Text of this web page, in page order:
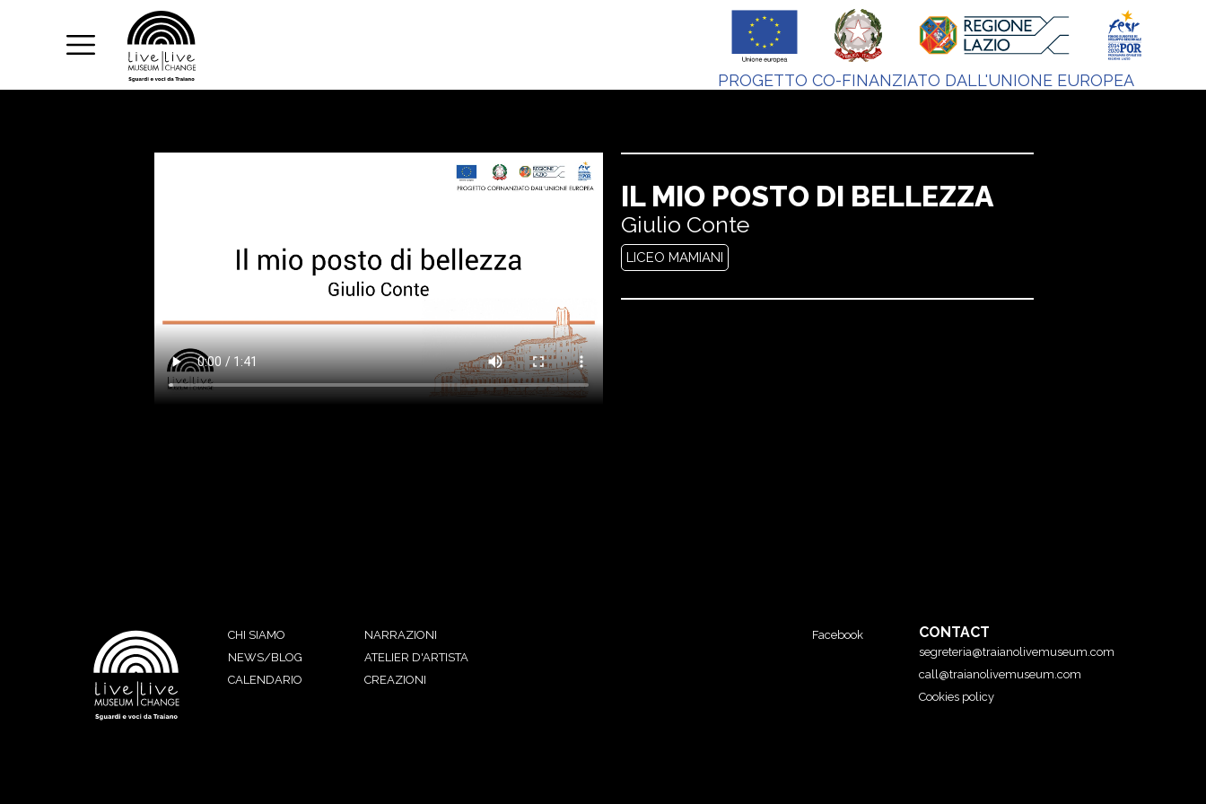
PROGETTO CO-FINANZIATO DALL'UNIONE EUROPEA
IL MIO POSTO DI BELLEZZA
Giulio Conte
LICEO MAMIANI
CHI SIAMO
NEWS/BLOG
CALENDARIO
NARRAZIONI
ATELIER D'ARTISTA
CREAZIONI
Facebook CONTACT
segreteria@traianolivemuseum.com
call@traianolivemuseum.com
Cookies policy